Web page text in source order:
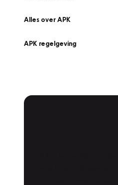
Alles over APK
APK regelgeving